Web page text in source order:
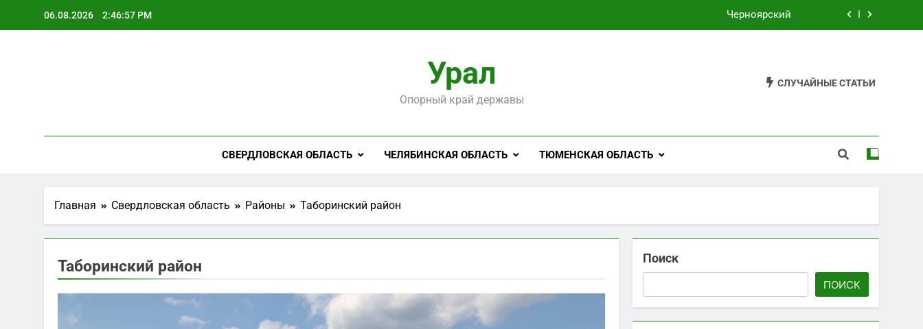
06.08.2026 2:46:58 PM Черноярский
Староуткинск
Черноярский
Урал
Опорный край державы
СЛУЧАЙНЫЕ СТАТЬИ
СВЕРДЛОВСКАЯ ОБЛАСТЬ ЧЕЛЯБИНСКАЯ ОБЛАСТЬ ТЮМЕНСКАЯ ОБЛАСТЬ
Главная Свердловская область Районы Таборинский район
Таборинский район Поиск
ПОИСК